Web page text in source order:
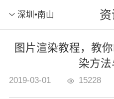
深圳•南山 资
图片渲染教程，教
染方
2019-03-01 15228